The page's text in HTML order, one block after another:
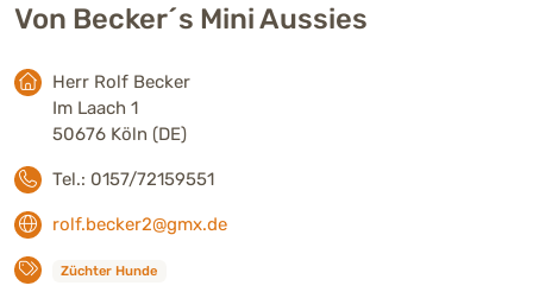
Von Becker´s Mini Aussies
Herr Rolf Becker
Im Laach 1
50676 Köln (DE)
Tel.: 0157/72159551
rolf.becker2@gmx.de
Züchter Hunde